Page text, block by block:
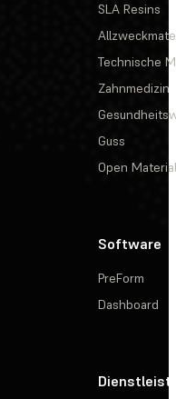
SLA Resins
Technische
Zahnmedizin
Guss
Open
Software
PreForm
Dashboard